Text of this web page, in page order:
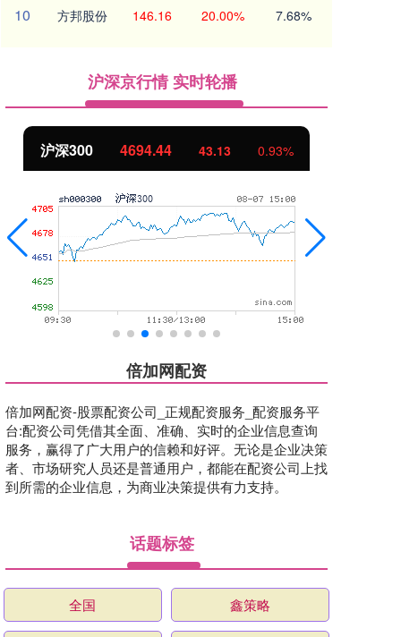
10 方邦股份 146.16 20.00% 7.68%
沪深京行情 实时轮播
北证50 1134.24 11.37 1.01%
倍加网配资
倍加网配资-股票配资公司_正规配资服务_配资服务平
台:配资公司凭借其全面、准确、实时的企业信息查询
服务，赢得了广大用户的信赖和好评。无论是企业决策
者、市场研究人员还是普通用户，都能在配资公司上找
到所需的企业信息，为商业决策提供有力支持。
话题标签
全国 鑫策略